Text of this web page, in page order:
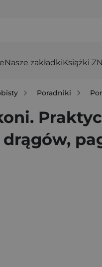
Nasze zakładkiKsiążki
Poradniki